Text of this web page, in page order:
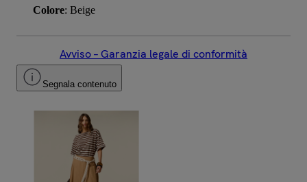
Colore: Beige
Avviso – Garanzia legale di conformità
Segnala contenuto